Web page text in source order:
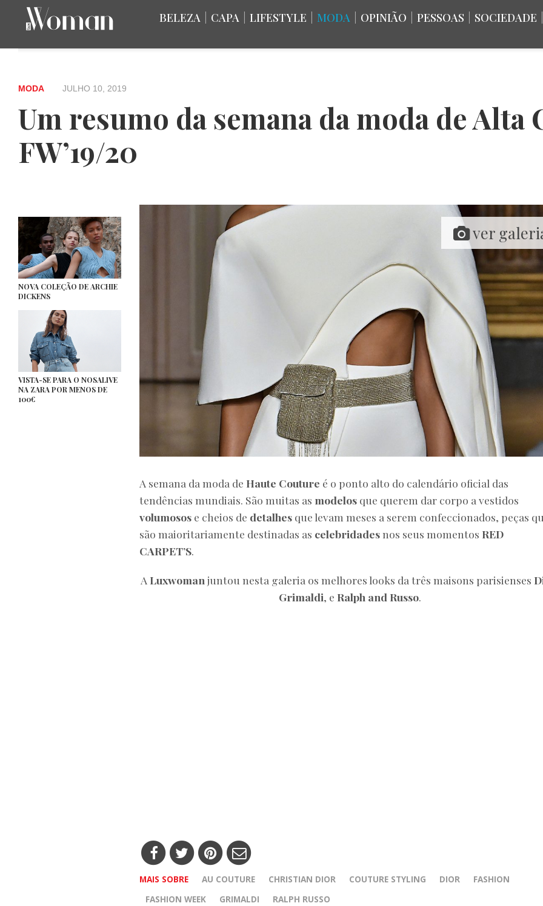
BELEZA CAPA LIFESTYLE MODA OPINIÃO PESSOAS SOCIEDADE
MODA JULHO 10, 2019
Um resumo da semana da moda de Alta
FW’19/20
NOVA COLEÇÃO DE ARCHIE
DICKENS
VISTA-SE PARA O NOSALIVE
NA ZARA POR MENOS DE
100€
ver
A semana da moda de Haute Couture é o ponto alto do calendário oficial das
tendências mundiais. São muitas as modelos que querem dar corpo a vestidos
volumosos e cheios de detalhes que levam meses a serem confeccionados, peças
são maioritariamente destinadas as celebridadesnos seus momentos RED
CARPET’S.
A Luxwoman juntou nesta galeria os melhores looks da três maisons parisienses
Grimaldi, e Ralph and Russo.
MAIS SOBRE AU COUTURE CHRISTIAN DIOR COUTURE STYLING DIOR
FASHION
FASHION WEEK
GRIMALDI RALPH RUSSO